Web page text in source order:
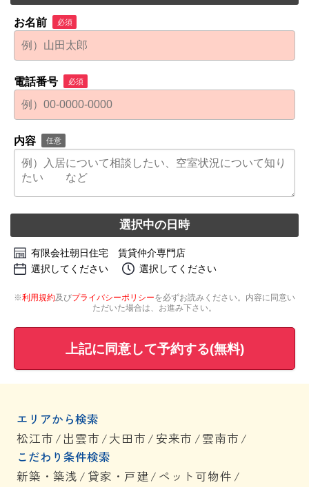
お名前 必須
電話番号 必須
内容 任意
選択中の日時
有限会社朝日住宅 賃貸仲介専門店
選択してください
選択してください
※利用規約及びプライバシーポリシーを必ずお読みください。内容に同意い
ただいた場合は、お進み下さい。
上記に同意して予約する(無料)
エリアから検索
松江市 / 出雲市 /大田市 / 安来市 /雲南市 /
こだわり条件検索
新築・築浅 / 貸家・戸建/ ペット可物件 /